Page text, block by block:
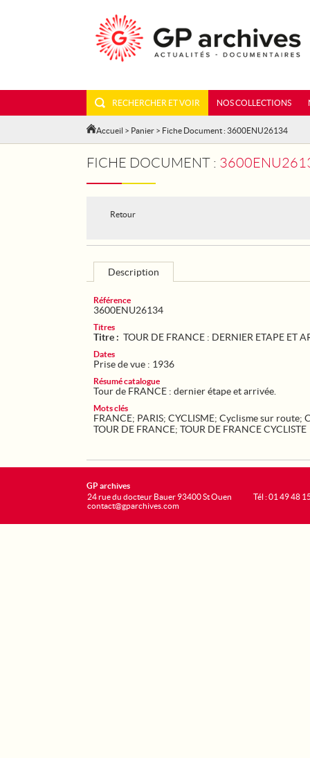
RECHERCHER ET VOIR NOS COLLECTIONS
Accueil > Panier > Fiche Document : 3600ENU26134
FICHE DOCUMENT :
Retour
Description
Référence
3600ENU26134
Titres
Titre : TOUR DE FRANCE : DERNIER ETAPE ET
Dates
Prise de vue : 1936
Résumé catalogue
Tour de FRANCE : dernier étape et arrivée.
Mots clés
FRANCE; PARIS; CYCLISME; Cyclisme sur route;
TOUR DE FRANCE; TOUR DE FRANCE CYCLISTE
GP archives
24 rue du docteur Bauer 93400 St Ouen
contact@gparchives.com
Tél : 01 49 48